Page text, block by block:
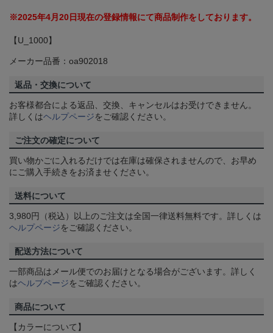
※2025年4月20日現在の登録情報にて商品制作をしております。
【U_1000】
メーカー品番：oa902018
返品・交換について
お客様都合による返品、交換、キャンセルはお受けできません。
詳しくはヘルプページをご確認ください。
ご注文の確定について
買い物かごに入れるだけでは在庫は確保されませんので、お早め
にご購入手続きをお済ませください。
送料について
3,980円（税込）以上のご注文は全国一律送料無料です。詳しくは
ヘルプページをご確認ください。
配送方法について
一部商品はメール便でのお届けとなる場合がございます。詳しく
はヘルプページをご確認ください。
商品について
【カラーについて】